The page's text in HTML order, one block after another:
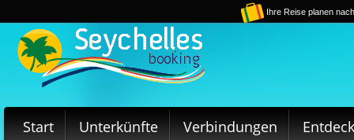
Ihre Reise planen
Start Unterkünfte Verbindungen